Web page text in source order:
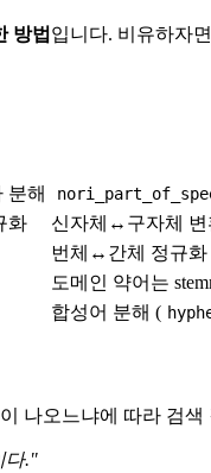
방법 입니다. 비유하자
분해
화
신자체↔구자체 변
번체↔간체 정규화
도메인 약어는
합성어 분해 (
나오느냐에 따라 검
다."